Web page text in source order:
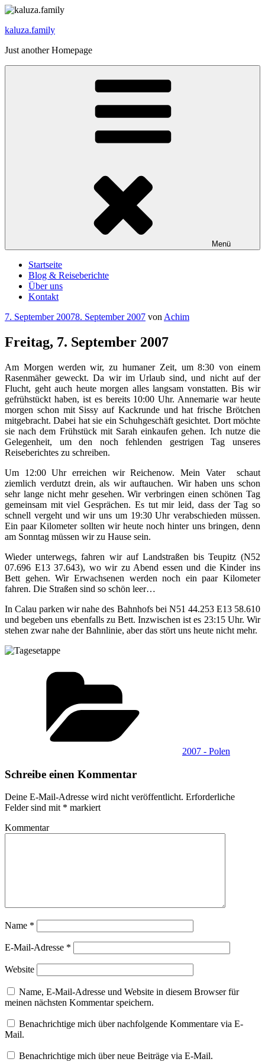
Zum
springen
kaluza.family
Just another Homepage
Menü
Startseite
Blog & Reiseberichte
Über uns
Kontakt
Veröffentlicht
7. September 20078. September 2007 von Achim
Freitag, 7. September 2007
Am Morgen werden wir, zu humaner Zeit, um 8:30 von einem
Rasenmäher geweckt. Da wir im Urlaub sind, und nicht auf der
Flucht, geht auch heute morgen alles langsam vonstatten. Bis wir
gefrühstückt haben, ist es bereits 10:00 Uhr. Annemarie war heute
morgen schon mit Sissy auf Kackrunde und hat frische Brötchen
mitgebracht. Dabei hat sie ein Schuhgeschäft gesichtet. Dort möchte
sie nach dem Frühstück mit Sarah einkaufen gehen. Ich nutze die
Gelegenheit, um den noch fehlenden gestrigen Tag unseres
Reiseberichtes zu schreiben.
Um 12:00 Uhr erreichen wir Reichenow. Mein Vater schaut
ziemlich verdutzt drein, als wir auftauchen. Wir haben uns schon
sehr lange nicht mehr gesehen. Wir verbringen einen schönen Tag
gemeinsam mit viel Gesprächen. Es tut mir leid, dass der Tag so
schnell vergeht und wir uns um 19:30 Uhr verabschieden müssen.
Ein paar Kilometer sollten wir heute noch hinter uns bringen, denn
am Sonntag müssen wir zu Hause sein.
Wieder unterwegs, fahren wir auf Landstraßen bis Teupitz (N52
07.696 E13 37.643), wo wir zu Abend essen und die Kinder ins
Bett gehen. Wir Erwachsenen werden noch ein paar Kilometer
fahren. Die Straßen sind so schön leer…
In Calau parken wir nahe des Bahnhofs bei N51 44.253 E13 58.610
und begeben uns ebenfalls zu Bett. Inzwischen ist es 23:15 Uhr. Wir
stehen zwar nahe der Bahnlinie, aber das stört uns heute nicht mehr.
2007 - Polen
Schreibe einen Kommentar
Deine E-Mail-Adresse wird nicht veröffentlicht. Erforderliche
Felder sind mit * markiert
Kommentar
Name *
E-Mail-Adresse *
Website
Name, E-Mail-Adresse und Website in diesem Browser für
meinen nächsten Kommentar speichern.
Benachrichtige mich über nachfolgende Kommentare via E-
Mail.
Benachrichtige mich über neue Beiträge via E-Mail.